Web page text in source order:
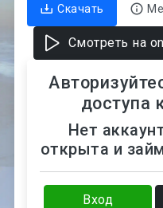
Скачать
Смотреть на
доступа
Нет
открыта и
Вход